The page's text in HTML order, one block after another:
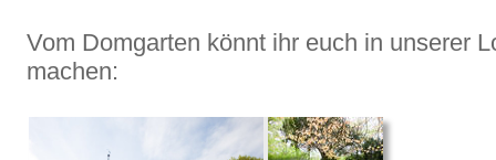
Vom Domgarten könnt ihr euch in unserer
machen: